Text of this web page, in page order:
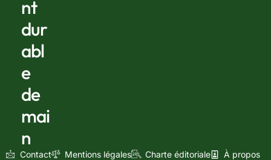
nt
dur
abl
e
de
mai
n
Contact Mentions légales Charte éditoriale
À propos